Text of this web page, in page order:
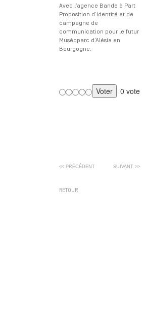
Avec l’agence Bande à Part
Proposition d’identité et de
campagne de
communication pour le futur
Muséoparc d’Alésia en
Bourgogne.
0 vote
<< PRÉCÉDENT SUIVANT >>
RETOUR